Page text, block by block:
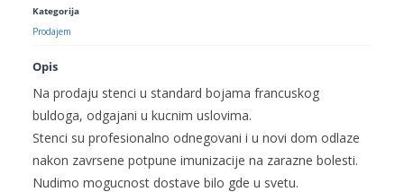
Kategorija
Prodajem
Opis
Na prodaju stenci u standard bojama francuskog
buldoga, odgajani u kucnim uslovima.
Stenci su profesionalno odnegovani i u novi dom odlaze
nakon zavrsene potpune imunizacije na zarazne bolesti.
Nudimo mogucnost dostave bilo gde u svetu.